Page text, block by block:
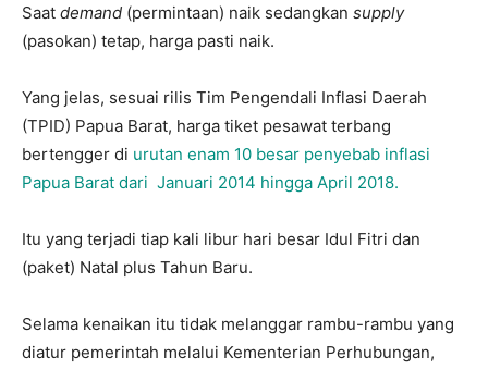
Saat demand (permintaan) naik sedangkan supply
(pasokan) tetap, harga pasti naik.
Yang jelas, sesuai rilis Tim Pengendali Inflasi Daerah
(TPID) Papua Barat, harga tiket pesawat terbang
bertengger di urutan enam 10 besar penyebab inflasi
Papua Barat dari Januari 2014 hingga April 2018.
Itu yang terjadi tiap kali libur hari besar Idul Fitri dan
(paket) Natal plus Tahun Baru.
Selama kenaikan itu tidak melanggar rambu-rambu yang
diatur pemerintah melalui Kementerian Perhubungan,